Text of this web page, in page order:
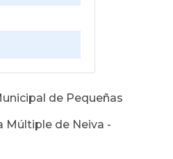
de Pequeñas
Múltiple de Neiva -